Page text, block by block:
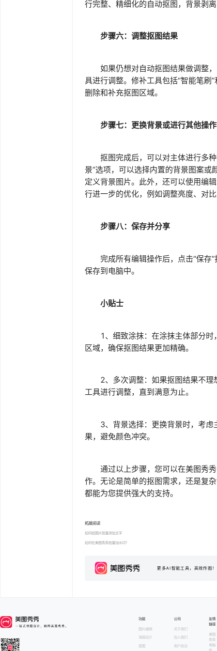
行完整、精细化的自动抠图，背景剥
步骤六：调整抠图结果
如果仍想对自动抠图结果做调整，
具进行调整。修补工具包括“智能笔刷
删除和补充抠图区域。
步骤七：更换背景或进行其他操作
抠图完成后，可以对主体进行多种
景”选项，可以选择内置的背景图案或
定义背景图片。此外，还可以使用编
行进一步的优化，例如调整亮度、对
步骤八：保存并分享
完成所有编辑操作后，点击“保存”
保存到电脑中。
小贴士
1、细致涂抹：在涂抹主体部分时
区域，确保抠图结果更加精确。
2、多次调整：如果抠图结果不理
工具进行调整，直到满意为止。
3、背景选择：更换背景时，考虑
果，避免颜色冲突。
通过以上步骤，您可以在美图秀秀
作。无论是简单的抠图需求，还是复
都能为您提供强大的支持。
拓展阅读
如何给图片批量添加文字
如何在美图秀秀批量加水印？
更多AI智能工具，高效作图！
功能
图片编辑
海报设计
抠图
公司
关于我们
加入我们
用户协议
友情
链接
美图
秀秀
电脑